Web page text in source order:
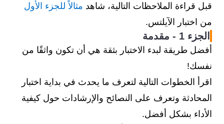
قبل قراءة الملاحظات التالية، شاهد مثالاً للجزء الأول
من اختبار الآيلتس.
الجزء 1 - مقدمة
أفضل طريقة لبدء الاختبار بثقة هي أن تكون واثقًا من
نفسك!
اقرأ الخطوات التالية لتعرف ما يحدث في بداية اختبار
المحادثة وتعرف على النصائح والإرشادات حول كيفية
الأداء بشكل أفضل.